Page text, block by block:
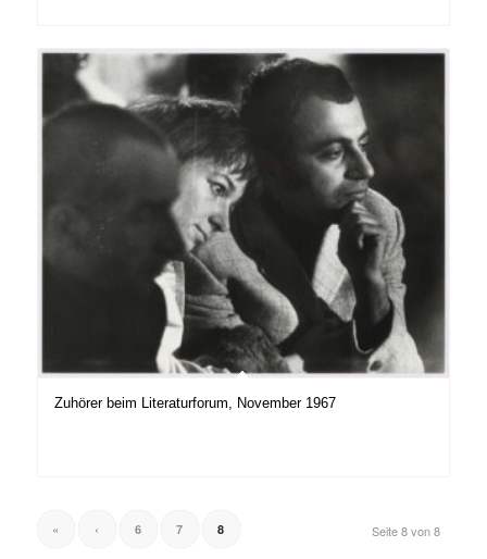
Zuhörer beim Literaturforum, November 1967
Seite 8 von 8
« ‹ 6 7 8